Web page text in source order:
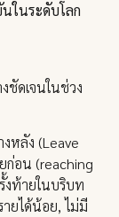
ในระดับโลก
ชัดเจนในช่วง
หลัง (Leave
ก่อน (reaching
ท้ายในบริบท
ยได้น้อย, ไม่มี